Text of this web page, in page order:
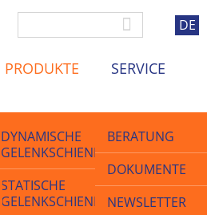
PRODUKTE
DYNAMISCHE
GELENKSCHIENEN
STATISCHE
GELENKSCHIENEN
SERVICE
BERATUNG
DOKUMENTE
NEWSLETTER
DE